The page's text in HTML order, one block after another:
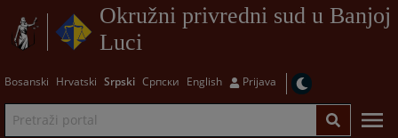
Okružni privredni sud u Banjoj
Luci
Bosanski Hrvatski Srpski Српски English Prijava